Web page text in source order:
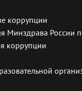
коррупции
Минздрава России
коррупции